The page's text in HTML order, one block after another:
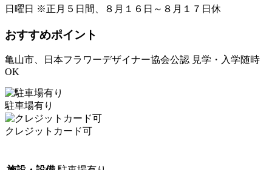
日曜日 ※正月５日間、８月１６日～８月１７日休
おすすめポイント
亀山市、日本フラワーデザイナー協会公認 見学・入学随時
OK
駐車場有り
クレジットカード可